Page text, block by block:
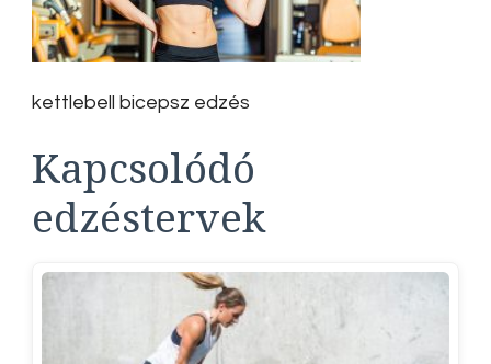
kettlebell bicepsz edzés
Kapcsolódó
edzéstervek